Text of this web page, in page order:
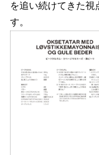
を追い続けてきた視
す。